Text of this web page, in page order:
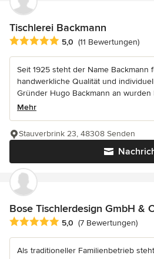
Tischlerei Backmann
Durchschnittliche Bewertung: 5 von
5,0 (11 Bewertungen)
Seit 1925 steht der Name Backmann
handwerkliche Qualität und
Gründer Hugo Backmann an wurden
Mehr
Stauverbrink 23, 48308 Senden
Bose Tischlerdesign GmbH &
Durchschnittliche Bewertung: 5 von
5,0 (7 Bewertungen)
Als traditioneller Familienbetrieb steht